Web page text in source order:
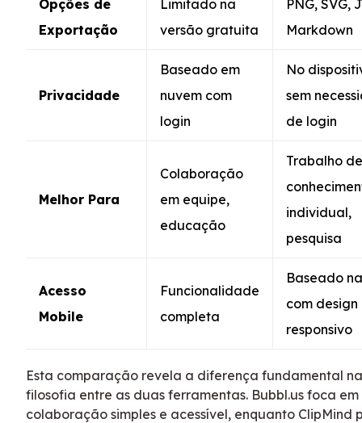
Opções de
Exportação
Limitado na
versão gratuita
PNG, SVG,
Markdown
Privacidade
Baseado em
nuvem com
login
No
sem
de login
Melhor Para
Colaboração
em equipe,
educação
Trabalho de
individual,
pesquisa
Acesso
Mobile
Funcionalidade
completa
Baseado
com design
responsivo
Esta comparação revela a diferença fundamental na
filosofia entre as duas ferramentas. Bubbl.us foca
colaboração simples e acessível, enquanto ClipMind